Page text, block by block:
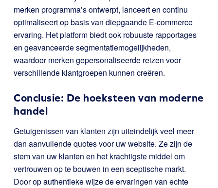
merken programma’s ontwerpt, lanceert en continu
optimaliseert op basis van diepgaande E-commerce
ervaring. Het platform biedt ook robuuste rapportages
en geavanceerde segmentatiemogelijkheden,
waardoor merken gepersonaliseerde reizen voor
verschillende klantgroepen kunnen creëren.
Conclusie: De hoeksteen van moderne
handel
Getuigenissen van klanten zijn uiteindelijk veel meer
dan aanvullende quotes voor uw website. Ze zijn de
stem van uw klanten en het krachtigste middel om
vertrouwen op te bouwen in een sceptische markt.
Door op authentieke wijze de ervaringen van echte